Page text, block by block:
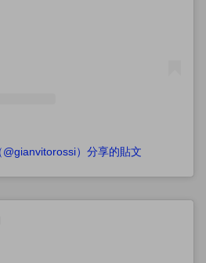
）分享的貼文